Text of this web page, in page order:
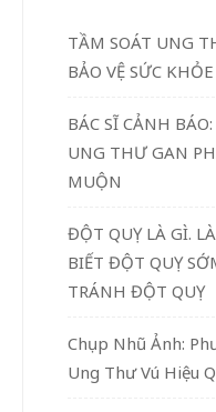
TẦM SOÁT UNG
BẢO VỆ SỨC
BÁC SĨ CẢNH
UNG THƯ GAN
MUỘN
ĐỘT QUỴ LÀ GÌ.
BIẾT ĐỘT QUỴ
TRÁNH ĐỘT QUỴ
Chụp Nhũ Ảnh:
Ung Thư Vú Hiệu